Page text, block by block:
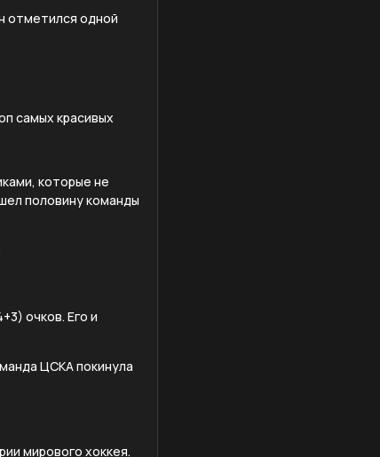
отметился одной
самых красивых
которые не
половину команды
очков. Его и
ЦСКА покинула
мирового хоккея.